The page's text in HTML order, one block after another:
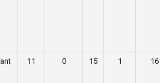
11 0 15 1 16